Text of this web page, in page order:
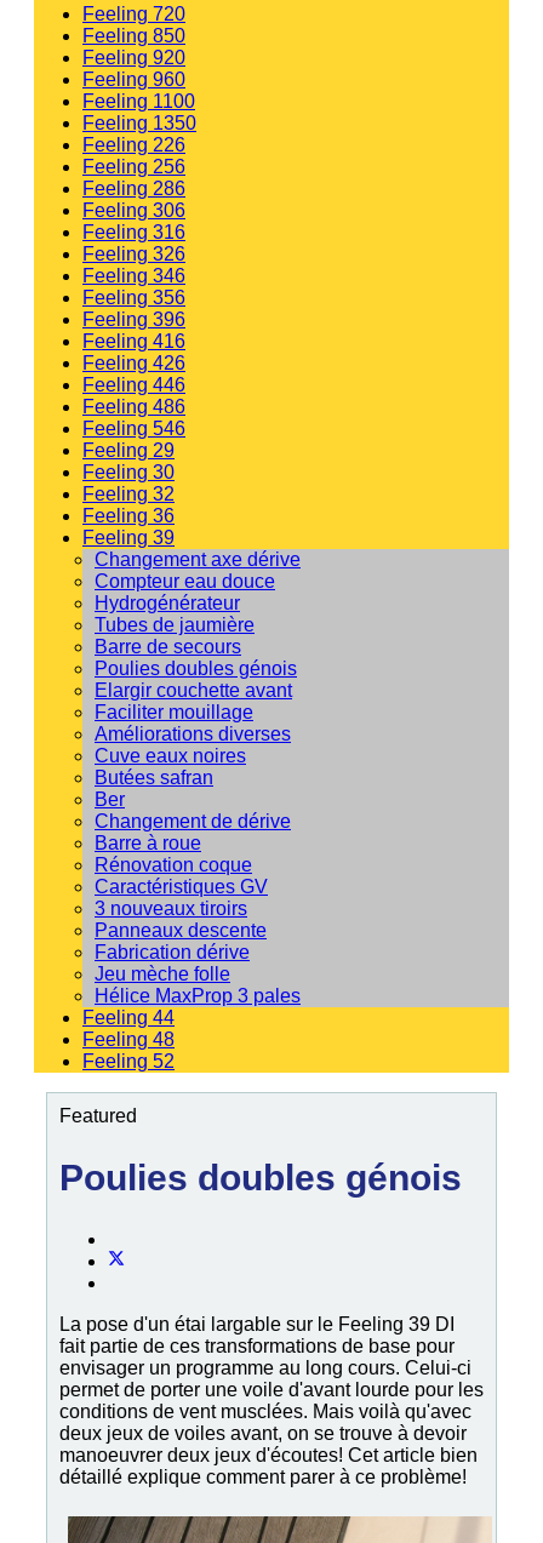
Feeling 720
Feeling 850
Feeling 920
Feeling 960
Feeling 1100
Feeling 1350
Feeling 226
Feeling 256
Feeling 286
Feeling 306
Feeling 316
Feeling 326
Feeling 346
Feeling 356
Feeling 396
Feeling 416
Feeling 426
Feeling 446
Feeling 486
Feeling 546
Feeling 29
Feeling 30
Feeling 32
Feeling 36
Feeling 39
Changement axe dérive
Compteur eau douce
Hydrogénérateur
Tubes de jaumière
Barre de secours
Poulies doubles génois
Elargir couchette avant
Faciliter mouillage
Améliorations diverses
Cuve eaux noires
Butées safran
Ber
Changement de dérive
Barre à roue
Rénovation coque
Caractéristiques GV
3 nouveaux tiroirs
Panneaux descente
Fabrication dérive
Jeu mèche folle
Hélice MaxProp 3 pales
Feeling 44
Feeling 48
Feeling 52
Featured
Poulies doubles génois
La pose d'un étai largable sur le Feeling 39 DI
fait partie de ces transformations de base pour
envisager un programme au long cours. Celui-ci
permet de porter une voile d'avant lourde pour les
conditions de vent musclées. Mais voilà qu'avec
deux jeux de voiles avant, on se trouve à devoir
manoeuvrer deux jeux d'écoutes! Cet article bien
détaillé explique comment parer à ce problème!